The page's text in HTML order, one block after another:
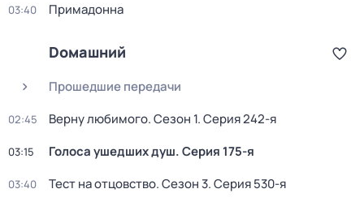
03:40 Примадонна
Dомашний
Прошедшие передачи
02:45 Bерну любимогo. Сезон 1. Серия 242-я
03:15 Голocа ушедших душ. Серия 175-я
03:40 Тест на отцовство. Сезон 3. Серия 530-я